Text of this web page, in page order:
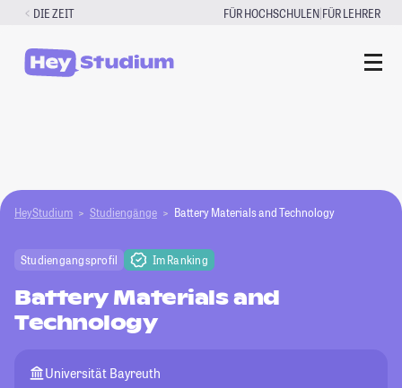
Zum
springen
DIE ZEIT FÜR HOCHSCHULEN|FÜR LEHRER
HeyStudium Studiengänge Battery Materials and Technology
Studiengangsprofil Im Ranking
Battery Materials and
Technology
Universität Bayreuth